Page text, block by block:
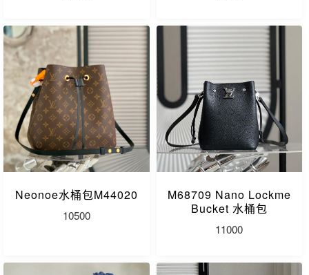
Neonoe水桶包M44020
10500
M68709 Nano Lockme
Bucket 水桶包
11000